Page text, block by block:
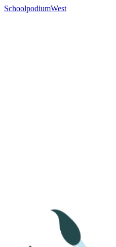
SchoolpodiumWest